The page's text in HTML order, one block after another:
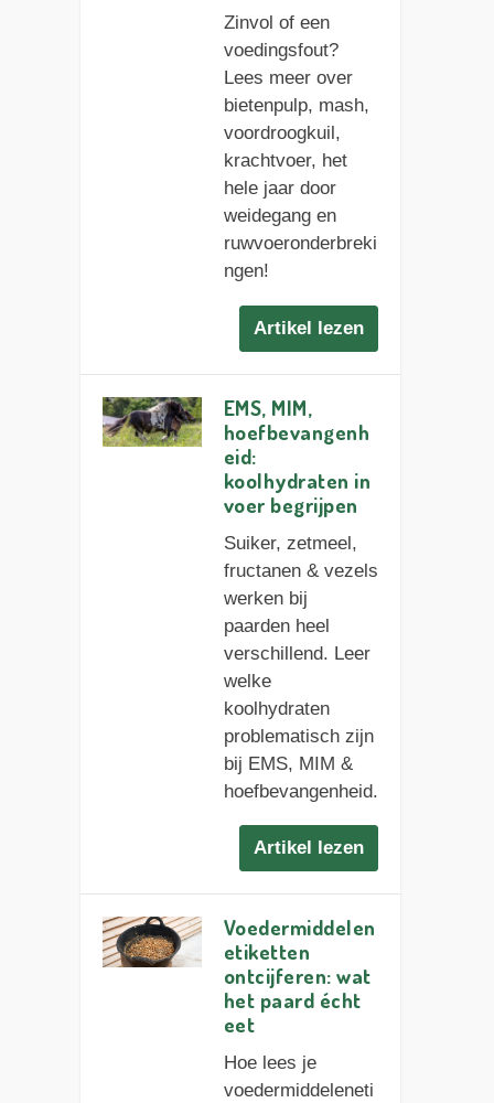
Zinvol of een
voedingsfout?
Lees meer over
bietenpulp, mash,
voordroogkuil,
krachtvoer, het
hele jaar door
weidegang en
ruwvoeronderbreki
ngen!
Artikel lezen
EMS, MIM,
hoefbevangenh
eid:
koolhydraten in
voer begrijpen
Suiker, zetmeel,
fructanen & vezels
werken bij
paarden heel
verschillend. Leer
welke
koolhydraten
problematisch zijn
bij EMS, MIM &
hoefbevangenheid.
Artikel lezen
Voedermiddelen
etiketten
ontcijferen: wat
het paard écht
eet
Hoe lees je
voedermiddeleneti